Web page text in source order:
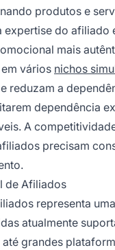
produtos e
expertise do
mais
vários nichos
reduzam a
dependência
A
precisam
de Afiliados
representa
atualmente
grandes